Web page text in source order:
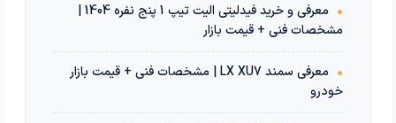
•
معرفی و خرید فیدلیتی الیت تیپ 1 پنج نفره 1404 |
مشخصات فنی + قیمت بازار
•
معرفی سمند LX XU7 | مشخصات فنی + قیمت بازار
خودرو